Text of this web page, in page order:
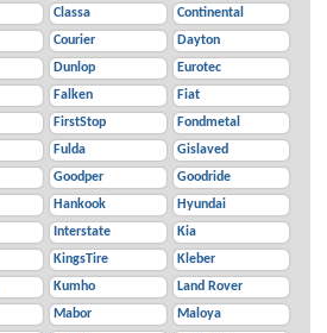
Classa
Continental
Courier
Dayton
Dunlop
Eurotec
Falken
Fiat
FirstStop
Fondmetal
Fulda
Gislaved
Goodper
Goodride
Hankook
Hyundai
Interstate
Kia
KingsTire
Kleber
Kumho
Land Rover
Mabor
Maloya